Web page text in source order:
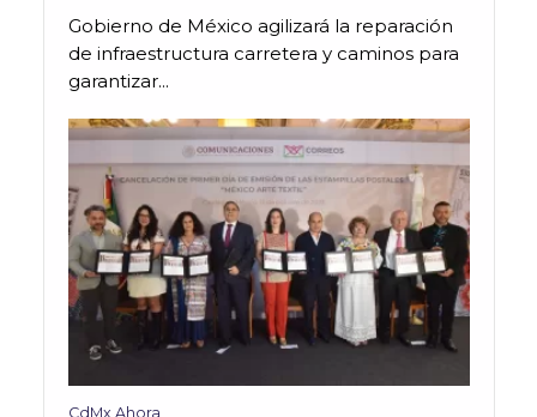
Gobierno de México agilizará la reparación
de infraestructura carretera y caminos para
garantizar...
CdMx Ahora